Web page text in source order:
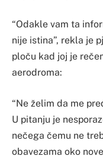
“Odakle vam ta
nije istina”, rekla je
ploču kad joj je
aerodroma:
“Ne želim da me
U pitanju je
nečega čemu ne
obavezama oko